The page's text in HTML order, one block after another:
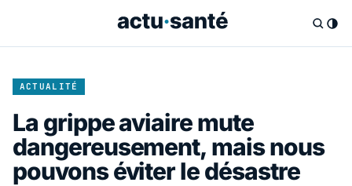
ACTUALITÉ
La grippe aviaire mute
dangereusement, mais nous
pouvons éviter le désastre